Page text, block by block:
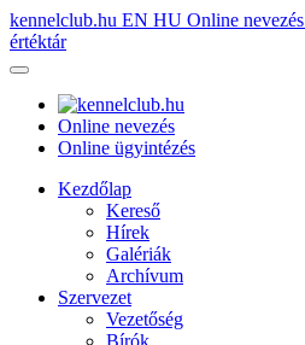
kennelclub.hu EN HU Online nevezés
értéktár
Online nevezés
Online ügyintézés
Kezdőlap
Kereső
Hírek
Galériák
Archívum
Szervezet
Vezetőség
Bírók